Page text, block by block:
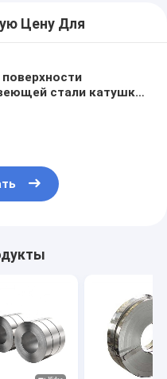
Цену Для
стали катушки